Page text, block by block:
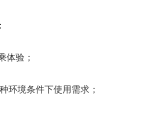
验；
环境条件下使用需求；